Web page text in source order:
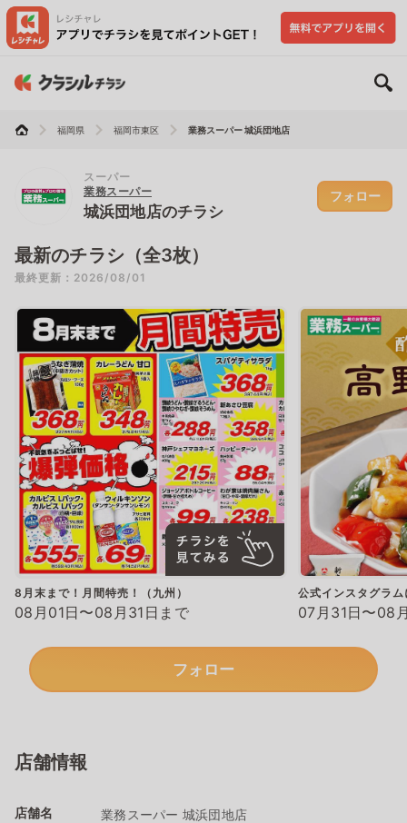
福岡県 福岡市東区 業務スーパー 城浜団地店
スーパー
業務スーパー
城浜団地店のチラシ
フォロー
最新のチラシ（全3枚）
最終更新：2026/08/01
8月末まで！月間特売！（九州）
08月01日〜08月31日まで
公式インスタグラ
07月31日〜08
フォロー
店舗情報
店舗名 業務スーパー 城浜団地店